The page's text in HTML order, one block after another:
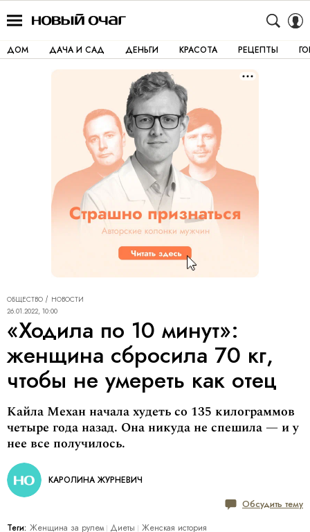
ДОМ ДАЧА И САД ДЕНЬГИ КРАСОТА РЕЦЕПТЫ
ОБЩЕСТВО
НОВОСТИ
26.01.2022, 10:00
«Ходила по 10 минут»:
женщина сбросила 70 кг,
чтобы не умереть как отец
Кайла Механ начала худеть со 135 килограммов
четыре года назад. Она никуда не спешила — и у
нее все получилось.
КАРОЛИНА ЖУРНЕВИЧ
Обсудить тему
Теги: Женщина за рулем Диеты Женская история